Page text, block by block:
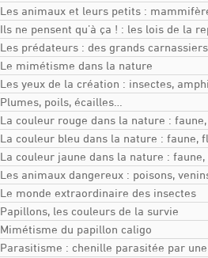
Les animaux et leurs petits :
Ils ne pensent qu’à ça ! : les lois de la
Les prédateurs : des grands
Le mimétisme dans la nature
Les yeux de la création : insectes,
Plumes, poils, écailles…
La couleur rouge dans la nature :
La couleur bleu dans la nature : faune,
La couleur jaune dans la nature : faune,
Les animaux dangereux : poisons,
Le monde extraordinaire des insectes
Papillons, les couleurs de la survie
Mimétisme du papillon caligo
Parasitisme : chenille parasitée par